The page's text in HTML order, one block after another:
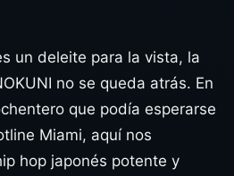
un deleite para la vista, la
no se queda atrás. En
que podía esperarse
Miami, aquí nos
hop japonés potente y